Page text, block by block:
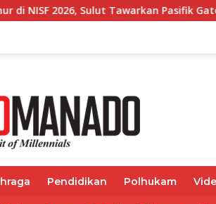
Tawarkan Pasifik Gateway dan
Pendidikan Polhukam